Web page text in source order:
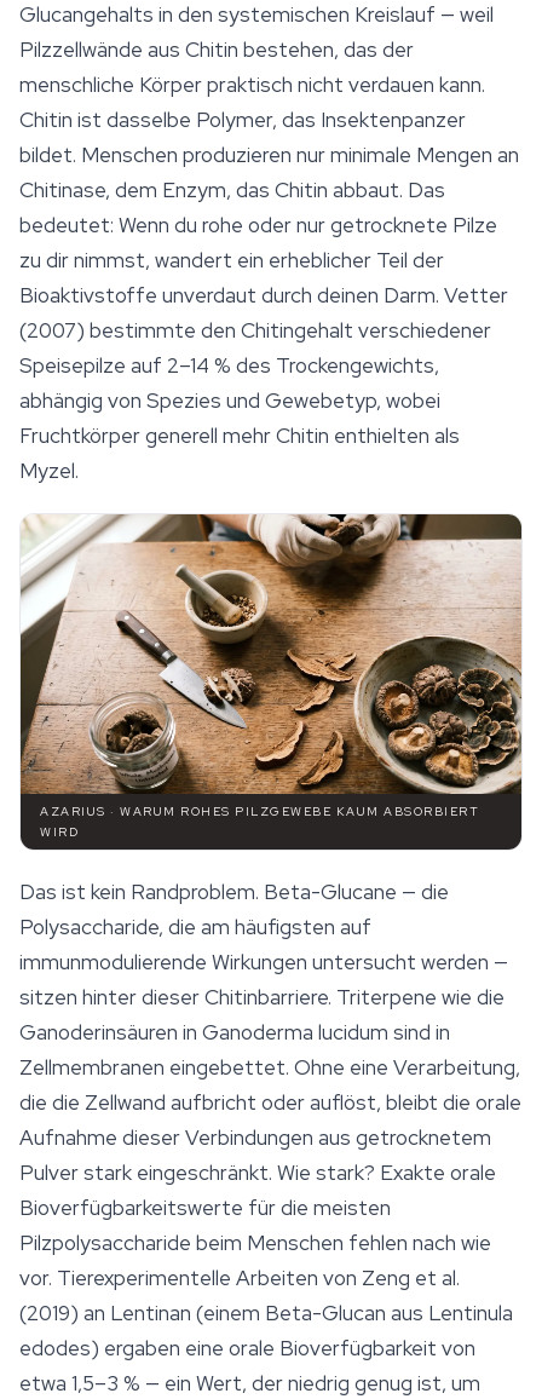
Glucangehalts in den systemischen Kreislauf — weil
Pilzzellwände aus Chitin bestehen, das der
menschliche Körper praktisch nicht verdauen kann.
Chitin ist dasselbe Polymer, das Insektenpanzer
bildet. Menschen produzieren nur minimale Mengen an
Chitinase, dem Enzym, das Chitin abbaut. Das
bedeutet: Wenn du rohe oder nur getrocknete Pilze
zu dir nimmst, wandert ein erheblicher Teil der
Bioaktivstoffe unverdaut durch deinen Darm. Vetter
(2007) bestimmte den Chitingehalt verschiedener
Speisepilze auf 2–14 % des Trockengewichts,
abhängig von Spezies und Gewebetyp, wobei
Fruchtkörper generell mehr Chitin enthielten als
Myzel.
AZARIUS · WARUM ROHES PILZGEWEBE KAUM ABSORBIERT
WIRD
Das ist kein Randproblem. Beta-Glucane — die
Polysaccharide, die am häufigsten auf
immunmodulierende Wirkungen untersucht werden —
sitzen hinter dieser Chitinbarriere. Triterpene wie die
Ganoderinsäuren in Ganoderma lucidum sind in
Zellmembranen eingebettet. Ohne eine Verarbeitung,
die die Zellwand aufbricht oder auflöst, bleibt die orale
Aufnahme dieser Verbindungen aus getrocknetem
Pulver stark eingeschränkt. Wie stark? Exakte orale
Bioverfügbarkeitswerte für die meisten
Pilzpolysaccharide beim Menschen fehlen nach wie
vor. Tierexperimentelle Arbeiten von Zeng et al.
(2019) an Lentinan (einem Beta-Glucan aus Lentinula
edodes) ergaben eine orale Bioverfügbarkeit von
etwa 1,5–3 % — ein Wert, der niedrig genug ist, um